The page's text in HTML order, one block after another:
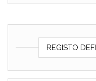
REGISTO